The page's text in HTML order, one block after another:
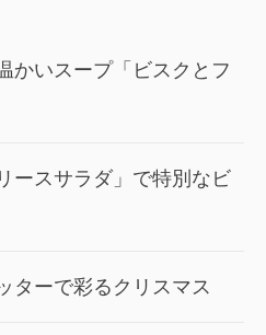
かいスープ「ビスクとフ
ースサラダ」で特別なビ
ターで彩るクリスマス